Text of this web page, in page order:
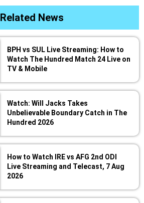
Related News
BPH vs SUL Live Streaming: How to
Watch The Hundred Match 24 Live on
TV & Mobile
Watch: Will Jacks Takes
Unbelievable Boundary Catch in The
Hundred 2026
How to Watch IRE vs AFG 2nd ODI
Live Streaming and Telecast, 7 Aug
2026